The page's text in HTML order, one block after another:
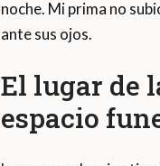
noche. Mi prima no
ante sus ojos.
El lugar de
espacio